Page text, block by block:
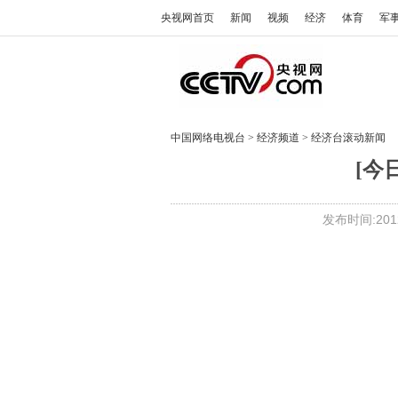
央视网首页 新闻 视频 经济 体育 军
中国网络电视台 > 经济频道 > 经济台滚动新闻
[今
发布时间